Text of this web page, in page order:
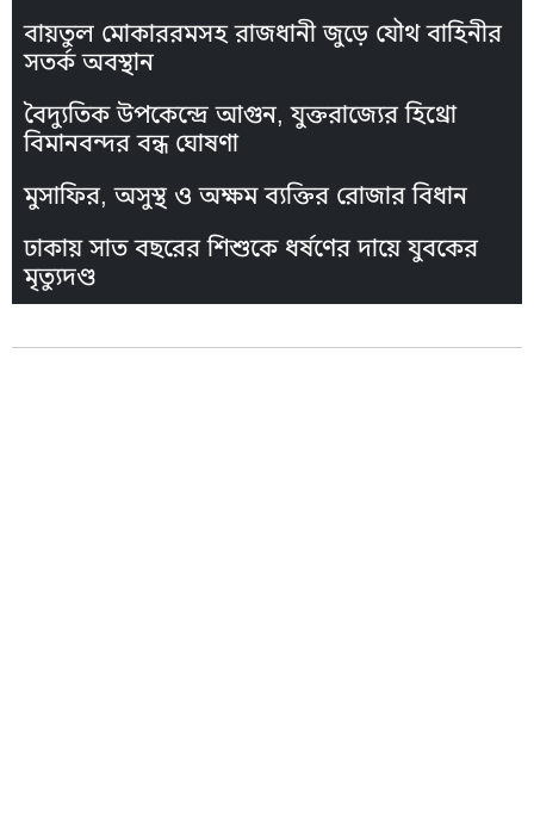
বায়তুল মোকাররমসহ রাজধানী জুড়ে যৌথ বাহিনীর
সতর্ক অবস্থান
বৈদ্যুতিক উপকেন্দ্রে আগুন, যুক্তরাজ্যের হিথ্রো
বিমানবন্দর বন্ধ ঘোষণা
মুসাফির, অসুস্থ ও অক্ষম ব্যক্তির রোজার বিধান
ঢাকায় সাত বছরের শিশুকে ধর্ষণের দায়ে যুবকের
মৃত্যুদণ্ড